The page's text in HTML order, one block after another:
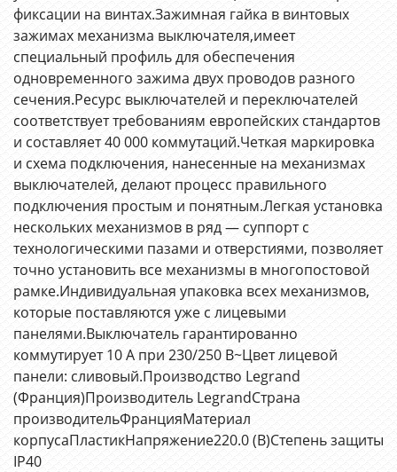
фиксации на винтах.Зажимная гайка в винтовых
зажимах механизма выключателя,имеет
специальный профиль для обеспечения
одновременного зажима двух проводов разного
сечения.Ресурс выключателей и переключателей
соответствует требованиям европейских стандартов
и составляет 40 000 коммутаций.Четкая маркировка
и схема подключения, нанесенные на механизмах
выключателей, делают процесс правильного
подключения простым и понятным.Легкая установка
нескольких механизмов в ряд ― суппорт с
технологическими пазами и отверстиями, позволяет
точно установить все механизмы в многопостовой
рамке.Индивидуальная упаковка всех механизмов,
которые поставляются уже с лицевыми
панелями.Выключатель гарантированно
коммутирует 10 А при 230/250 В~Цвет лицевой
панели: сливовый.Производство Legrand
(Франция)Производитель LegrandСтрана
производительФранцияМатериал
корпусаПластикНапряжение220.0 (В)Степень защиты
IP40